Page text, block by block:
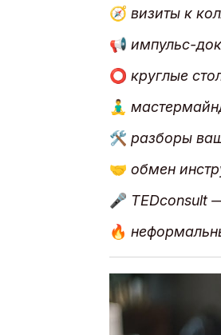
🧭 визиты к
📢 импульс-
⭕ круглые
🧘‍♂️
🛠 разборы
🤝 обмен
🎤 TEDconsult
🔥